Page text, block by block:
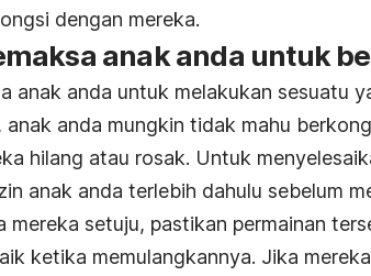
dengan mereka.
anak anda untuk
anak anda untuk melakukan sesuatu
anda mungkin tidak mahu
hilang atau rosak. Untuk
anak anda terlebih dahulu sebelum
mereka setuju, pastikan permainan
ketika memulangkannya. Jika